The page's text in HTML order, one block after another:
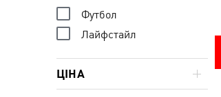
Футбол
Лайфстайл
ЦІНА